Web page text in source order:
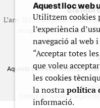
Els
L’any 2012 vam posar en
recuperant i ampliant
exclusivament
Aquesta obra està subjecta a
CompartirIgual
©
Avís legal
Aquest lloc web
Utilitzem cookies
l’experiència
navegació al web
“Acceptar totes
que voleu
les cookies
la nostrapolítica
informació.